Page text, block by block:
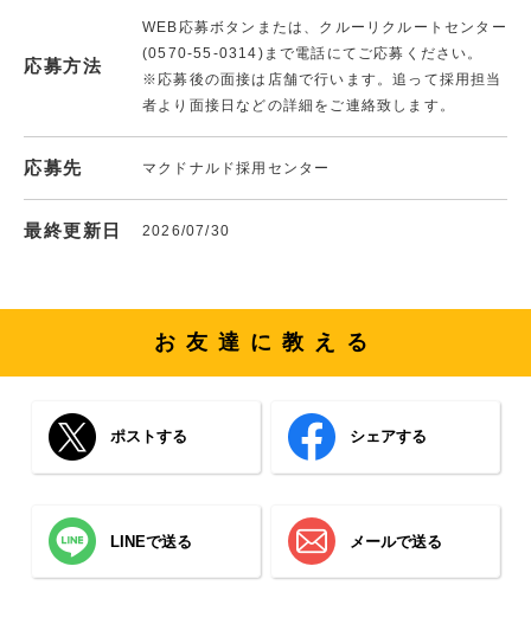
応募方法
WEB応募ボタンまたは、クルーリクルートセンター
(0570-55-0314)まで電話にてご応募ください。
※応募後の面接は店舗で行います。追って採用担当
者より面接日などの詳細をご連絡致します。
応募先 マクドナルド採用センター
最終更新日 2026/07/30
お友達に教える
ポストする シェアする
LINEで送る メールで送る